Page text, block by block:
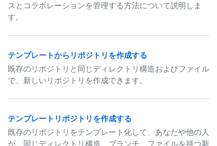
スとコラボレーションを管理する方法について説明しま
す。
テンプレートからリポジトリを作成する
既存のリポジトリと同じディレクトリ構造およびファイル
で、新しいリポジトリを作成できます。
テンプレートリポジトリを作成する
既存のリポジトリをテンプレート化して、あなたや他の人
が、同じディレクトリ構造、ブランチ、ファイルを持つ新